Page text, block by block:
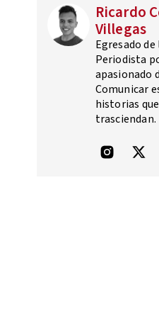
Ricardo
Villegas
Egresado de
Periodista
apasionado
Comunicar
historias
trasciendan.